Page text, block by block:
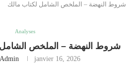
شروط النهضة – الملخص الشامل لكتاب مالك
Analyses
شروط النهضة – الملخص الشامل
Admin janvier 16, 2026